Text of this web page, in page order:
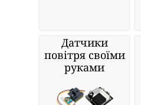
Датчики
повітря своїми
руками